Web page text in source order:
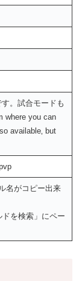
。試合モードも
where you can
available‚ but
名がコピー出来
を検索」にペー